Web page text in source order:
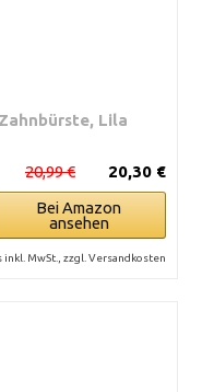
Lila
20,30 €
20,99 €
Bei Amazon
ansehen
inkl. MwSt., zzgl. Versandkosten